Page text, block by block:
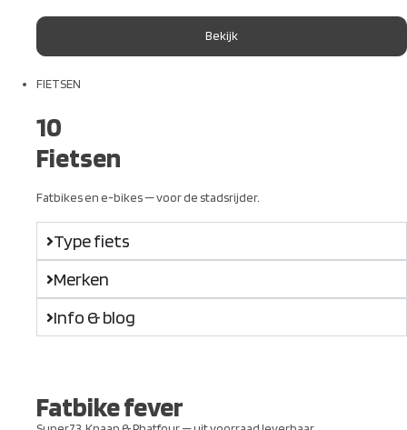
Bekijk
FIETSEN
10
Fietsen
Fatbikes en e-bikes — voor de stadsrijder.
Type fiets
Merken
Info & blog
Fatbike fever